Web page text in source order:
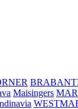
Maisingers